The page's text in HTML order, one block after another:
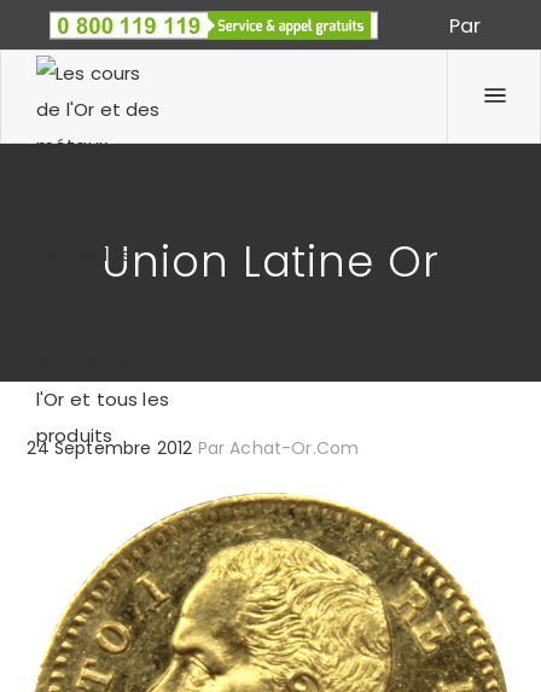
Par
Spécialiste des métaux précieux depuis 1933
Union Latine Or
24 Septembre 2012 ParAchat-Or.com